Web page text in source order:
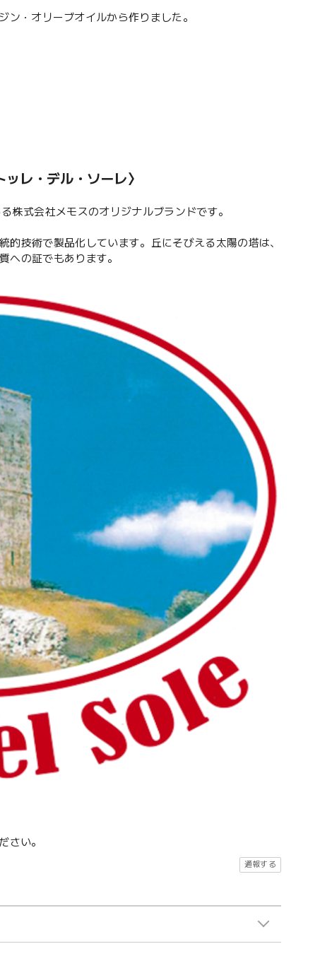
・オリーブオイルから作りました。
レ・デル・ソーレ〉
株式会社メモスのオリジナルブランドです。
的技術で製品化しています。丘にそびえる太陽の塔は、
への証でもあります。
さい。
通報する